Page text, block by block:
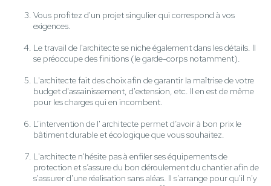
Vous profitez d'un projet singulier qui correspond à vos
exigences.
Le travail de l'architecte se niche également dans les détails. Il
se préoccupe des finitions (le garde-corps notamment).
L'architecte fait des choix afin de garantir la maîtrise de votre
budget d'assainissement, d'extension, etc. Il en est de même
pour les charges qui en incombent.
L’intervention de l' architecte permet d’avoir à bon prix le
bâtiment durable et écologique que vous souhaitez.
L'architecte n'hésite pas à enfiler ses équipements de
protection et s’assure du bon déroulement du chantier afin de
s'assurer d'une réalisation sans aléas. Il s'arrange pour qu'il n'y